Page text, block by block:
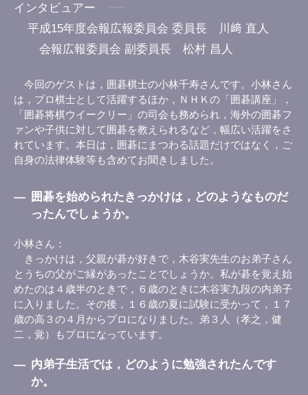
インタビュアー
平成15年度会報広報委員会 委員長 川﨑 直人
会報広報委員会 副委員長 松村 昌人
今回のゲストは，囲碁棋士の小林千寿さんです。小林さん
は，プロ棋士として活躍するほか，ＮＨＫの「囲碁講座」，
「囲碁将棋ウイークリー」の司会も務められ，海外の囲碁フ
ァンや子供に対して囲碁を教えられるなど，幅広い活躍をさ
れています。本日は，囲碁にまつわる話題だけではなく，ご
自身の法律体験等も含めてお聞きしました。
― 囲碁を始められたきっかけは，どのようなものだ
ったんでしょうか。
小林さん
きっかけは，父親が碁が好きで，木谷実先生のお弟子さん
とうちの父がご縁があったことでしょうか。私が碁を覚え始
めたのは４歳半のときで，６歳のときに木谷実九段の内弟子
に入りました。その後，１６歳の夏に試験に受かって，１７
歳の高３の４月からプロになりました。弟３人（孝之，健
二，覚）もプロになっています。
― 内弟子生活では，どのように勉強されたんです
か。